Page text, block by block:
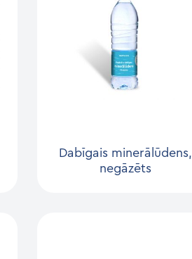
Dabīgais minerālūdens,
negāzēts